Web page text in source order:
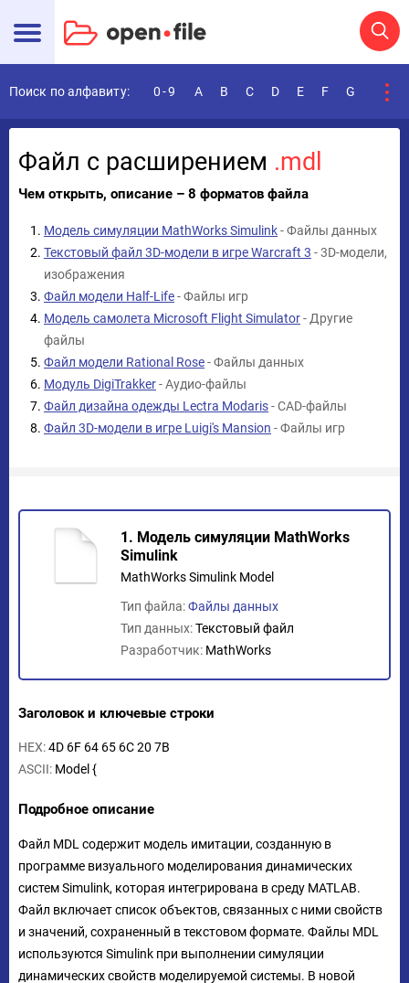
Поиск по алфавиту: 0-9 A B C D E F G
Файл с расширением .mdl
Чем открыть, описание – 8 форматов файла
Модель симуляции MathWorks Simulink- Файлы данных
Текстовый файл 3D-модели в игре Warcraft 3 - 3D-модели,
изображения
Файл модели Half-Life- Файлы игр
Модель самолета Microsoft Flight Simulator- Другие
файлы
Файл модели Rational Rose- Файлы данных
Модуль DigiTrakker- Аудио-файлы
Файл дизайна одежды Lectra Modaris- CAD-файлы
Файл 3D-модели в игре Luigi's Mansion - Файлы игр
1. Модель симуляции MathWorks
Simulink
MathWorks Simulink Model
Тип файла:Файлы данных
Тип данных:Текстовый файл
Разработчик: MathWorks
Заголовок и ключевые строки
HEX:4D 6F 64 65 6C 20 7B
ASCII: Model {
Подробное описание
Файл MDL содержит модель имитации, созданную в
программе визуального моделирования динамических
систем Simulink, которая интегрирована в среду MATLAB.
Файл включает список объектов, связанных с ними свойств
и значений, сохраненный в текстовом формате. Файлы MDL
используются Simulink при выполнении симуляции
динамических свойств моделируемой системы. В новой